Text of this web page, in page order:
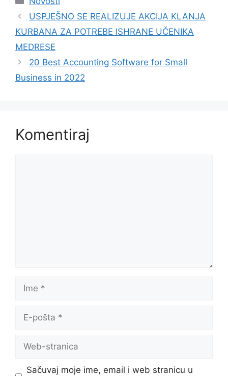
USPJEŠNO SE REALIZUJE AKCIJA KLANJA
KURBANA ZA POTREBE ISHRANE UČENIKA
MEDRESE
20 Best Accounting Software for Small
Business in 2022
Komentiraj
Ime
pošta
Web-
Sačuvaj moje ime, email i web stranicu u